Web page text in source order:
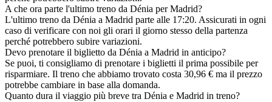
A che ora parte l'ultimo treno da Dénia per Madrid?
L'ultimo treno da Dénia a Madrid parte alle 17:20. Assicurati in ogni
caso di verificare con noi gli orari il giorno stesso della partenza
perché potrebbero subire variazioni.
Devo prenotare il biglietto da Dénia a Madrid in anticipo?
Se puoi, ti consigliamo di prenotare i biglietti il prima possibile per
risparmiare. Il treno che abbiamo trovato costa 30,96 € ma il prezzo
potrebbe cambiare in base alla domanda.
Quanto dura il viaggio più breve tra Dénia e Madrid in treno?